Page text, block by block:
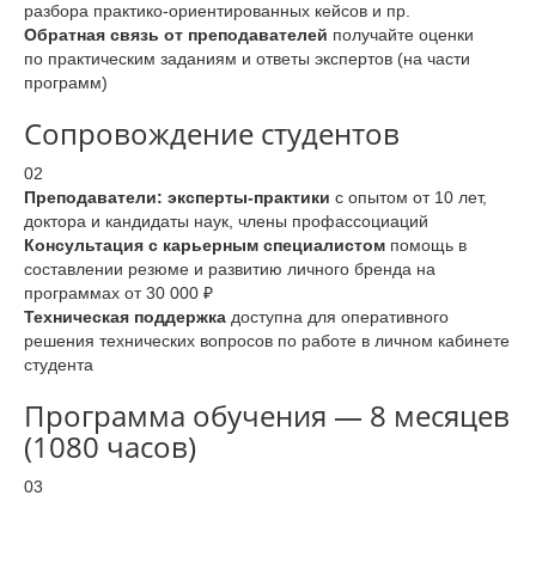
разбора практико-ориентированных кейсов и пр.
Обратная связь от преподавателей получайте оценки
по практическим заданиям и ответы экспертов (на части
программ)
Сопровождение студентов
02
Преподаватели: эксперты-практики с опытом от 10 лет,
доктора и кандидаты наук, члены профассоциаций
Консультация с карьерным специалистом помощь в
составлении резюме и развитию личного бренда на
программах от 30 000 ₽
Техническая поддержка доступна для оперативного
решения технических вопросов по работе в личном кабинете
студента
Программа обучения — 8 месяцев
(1080 часов)
03